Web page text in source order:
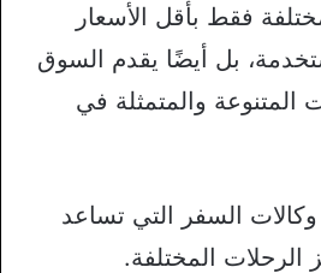
فقط بأقل الأسعار
بل أيضًا يقدم السوق
والمتمثلة في
السفر التي تساعد
الرحلات المختلفة.